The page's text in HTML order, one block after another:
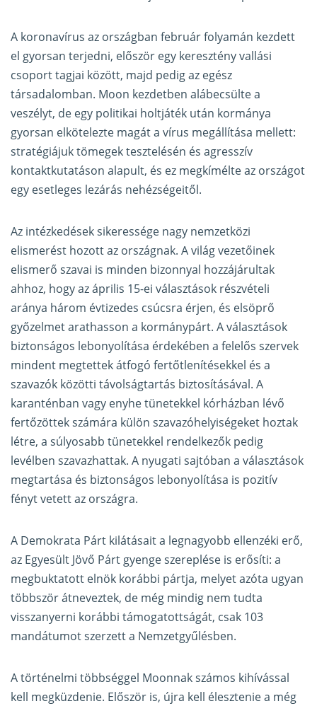
A koronavírus az országban február folyamán kezdett
el gyorsan terjedni, először egy keresztény vallási
csoport tagjai között, majd pedig az egész
társadalomban. Moon kezdetben alábecsülte a
veszélyt, de egy politikai holtjáték után kormánya
gyorsan elkötelezte magát a vírus megállítása mellett:
stratégiájuk tömegek tesztelésén és agresszív
kontaktkutatáson alapult, és ez megkímélte az országot
egy esetleges lezárás nehézségeitől.
Az intézkedések sikeressége nagy nemzetközi
elismerést hozott az országnak. A világ vezetőinek
elismerő szavai is minden bizonnyal hozzájárultak
ahhoz, hogy az április 15-ei választások részvételi
aránya három évtizedes csúcsra érjen, és elsöprő
győzelmet arathasson a kormánypárt. A választások
biztonságos lebonyolítása érdekében a felelős szervek
mindent megtettek átfogó fertőtlenítésekkel és a
szavazók közötti távolságtartás biztosításával. A
karanténban vagy enyhe tünetekkel kórházban lévő
fertőzöttek számára külön szavazóhelyiségeket hoztak
létre, a súlyosabb tünetekkel rendelkezők pedig
levélben szavazhattak. A nyugati sajtóban a választások
megtartása és biztonságos lebonyolítása is pozitív
fényt vetett az országra.
A Demokrata Párt kilátásait a legnagyobb ellenzéki erő,
az Egyesült Jövő Párt gyenge szereplése is erősíti: a
megbuktatott elnök korábbi pártja, melyet azóta ugyan
többször átneveztek, de még mindig nem tudta
visszanyerni korábbi támogatottságát, csak 103
mandátumot szerzett a Nemzetgyűlésben.
A történelmi többséggel Moonnak számos kihívással
kell megküzdenie. Először is, újra kell élesztenie a még